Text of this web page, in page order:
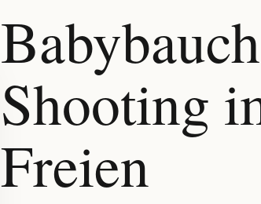
Babybauch
Shooting
Freien